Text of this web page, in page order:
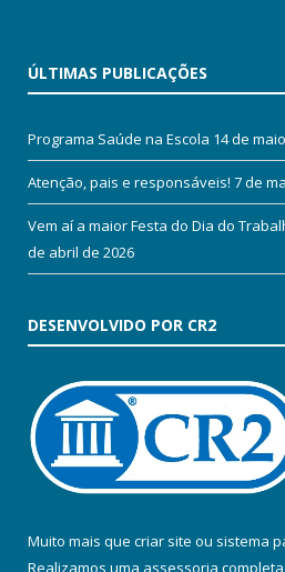
ÚLTIMAS PUBLICAÇÕES
Programa Saúde na Escola 14 de
Atenção, pais e responsáveis! 7 de
Vem aí a maior Festa do Dia do
de abril de 2026
DESENVOLVIDO POR CR2
Muito mais que criar site ou sistema
Realizamos uma assessoria